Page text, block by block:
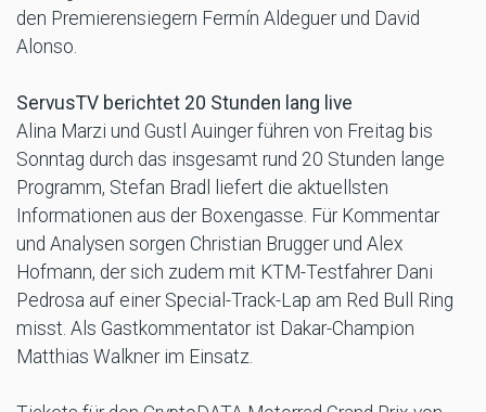
den Premierensiegern Fermín Aldeguer und David
Alonso.
ServusTV berichtet 20 Stunden lang live
Alina Marzi und Gustl Auinger führen von Freitag bis
Sonntag durch das insgesamt rund 20 Stunden lange
Programm, Stefan Bradl liefert die aktuellsten
Informationen aus der Boxengasse. Für Kommentar
und Analysen sorgen Christian Brugger und Alex
Hofmann, der sich zudem mit KTM-Testfahrer Dani
Pedrosa auf einer Special-Track-Lap am Red Bull Ring
misst. Als Gastkommentator ist Dakar-Champion
Matthias Walkner im Einsatz.